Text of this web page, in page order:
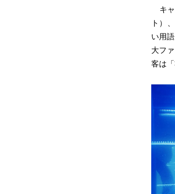
キャ
ト）
い用
大フ
客は